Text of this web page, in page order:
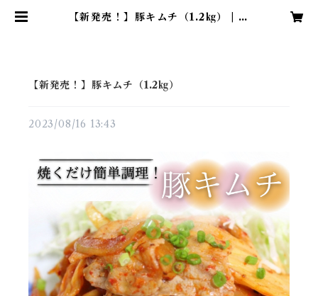
【新発売！】豚キムチ（1.2㎏） | 夢
【新発売！】豚キムチ（1.2㎏）
2023/08/16 13:43